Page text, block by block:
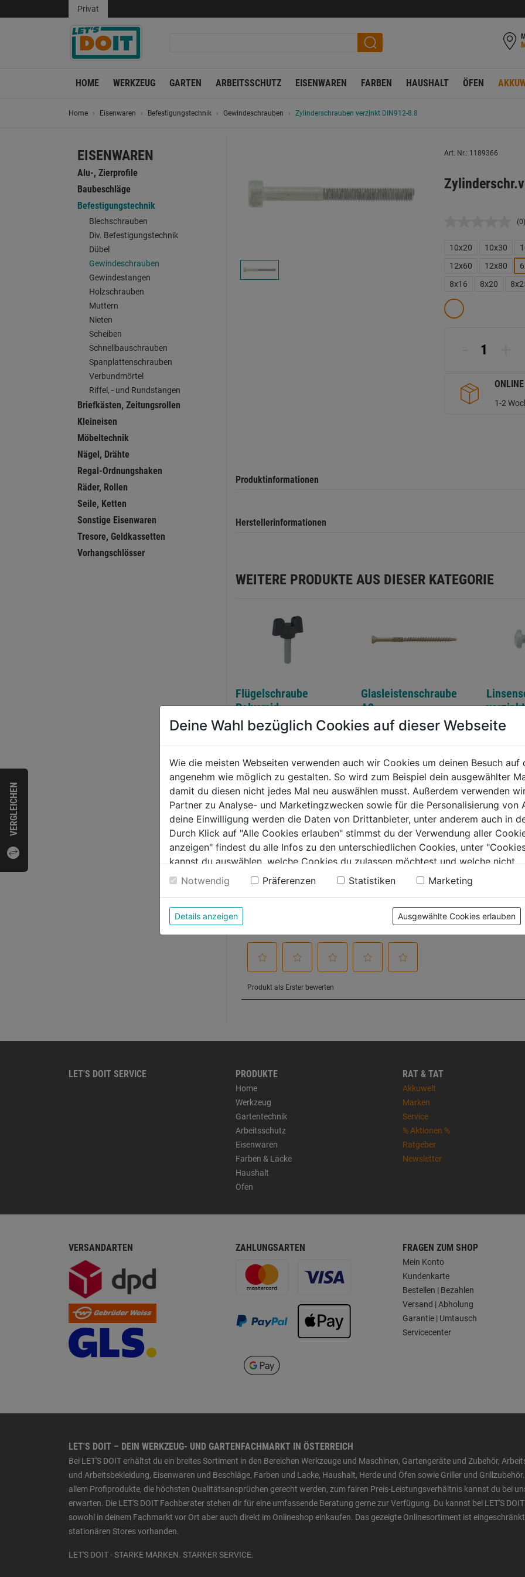
VERGLEICHEN
Privat
HOME WERKZEUG GARTEN ARBEITSSCHUTZ EISENWAREN FARBEN HAUSHALT ÖFEN
Home Eisenwaren Befestigungstechnik Gewindeschrauben Zylinderschrauben verzinkt DIN912-8.8
EISENWAREN
Alu-, Zierprofile
Baubeschläge
Befestigungstechnik
Blechschrauben
Div. Befestigungstechnik
Dübel
Gewindeschrauben
Gewindestangen
Holzschrauben
Muttern
Nieten
Scheiben
Schnellbauschrauben
Spanplattenschrauben
Verbundmörtel
Riffel, - und Rundstangen
Briefkästen, Zeitungsrollen
Kleineisen
Möbeltechnik
Nägel, Drähte
Regal-Ordnungshaken
Räder, Rollen
Seile, Ketten
Sonstige Eisenwaren
Tresore, Geldkassetten
Vorhangschlösser
Art. Nr.: 1189366
(0)
10x20 10x30
12x60
12x80
8x16
8x20
1-2
Produktinformationen
Herstellerinformationen
WEITERE PRODUKTE AUS DIESER KATEGORIE
Flügelschraube
Polyamid
0.0
von
Sternen.
3,79€
Glasleistenschraube
A2
0.0
Sternen.
3,79€
m.
0.0
von
5
Sternen.
3,79€
Bewertung
LET'S DOIT SERVICE PRODUKTE
Home
Werkzeug
Gartentechnik
Arbeitsschutz
Eisenwaren
Farben & Lacke
Haushalt
Öfen
RAT & TAT
Akkuwelt
Marken
Service
% Aktionen %
Ratgeber
Newsletter
VERSANDARTEN ZAHLUNGSARTEN FRAGEN ZUM SHOP
Mein Konto
Kundenkarte
Bestellen | Bezahlen
Versand | Abholung
Garantie | Umtausch
Servicecenter
LET'S DOIT – DEIN WERKZEUG- UND GARTENFACHMARKT IN ÖSTERREICH
Bei LET'S DOIT erhältst du ein breites Sortiment in den Bereichen Werkzeuge und Maschinen, Gartengeräte und Zubehör,
und Arbeitsbekleidung, Eisenwaren und Beschläge, Farben und Lacke, Haushalt, Herde und Öfen sowie Griller und
allem Profiprodukte, die höchsten Qualitätsansprüchen gerecht werden, zum fairen Preis-Leistungsverhältnis kannst du bei
erwarten. Die LET'S DOIT Fachberater stehen dir für eine umfassende Beratung gerne zur Verfügung. Du kannst bei LET'S DOIT
sowohl in deinem Fachmarkt vor Ort aber auch direkt im Onlineshop einkaufen. Das gezeigte Onlinesortiment ist
stationären Stores vorhanden.
LET'S DOIT - STARKE MARKEN. STARKER SERVICE.
Deine Wahl bezüglich Cookies auf dieser Webseite
Wie die meisten Webseiten verwenden auch wir Cookies um deinen Besuch auf
angenehm wie möglich zu gestalten. So wird zum Beispiel dein ausgewählter
damit du diesen nicht jedes Mal neu auswählen musst. Außerdem verwenden
Partner zu Analyse- und Marketingzwecken sowie für die Personalisierung von
deine Einwilligung werden die Daten von Drittanbieter, unter anderem auch in
Durch Klick auf "Alle Cookies erlauben" stimmst du der Verwendung aller
anzeigen" findest du alle Infos zu den unterschiedlichen Cookies, unter
kannst du auswählen, welche Cookies du zulassen möchtest und welche nicht.
Weitere Informationen findest du in unserer Datenschutzerklärung
Notwendig Präferenzen Statistiken Marketing
Details anzeigen Ausgewählte Cookies erlauben